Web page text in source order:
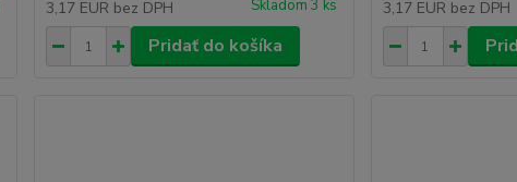
3,17 EUR bez DPH Skladom 3 ks
Pridať do košíka
3,17 EUR bez DPH